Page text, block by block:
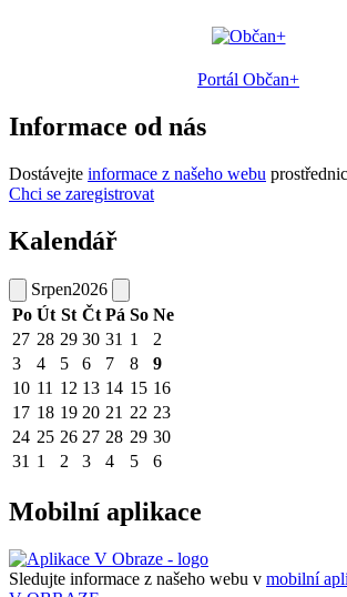
Portál Občan+
Informace od nás
Dostávejte informace z našeho webu
Chci se zaregistrovat
Kalendář
Srpen2026
Po Út St Čt Pá So Ne
27 28 29 30 31 1
2
3
4 5 6 7 8
9
10 11 12 13 14 15 16
17 18 19 20 21 22 23
24 25 26 27 28 29 30
31 1 2 3 4 5 6
Mobilní aplikace
Sledujte informace z našeho webu v mobilní